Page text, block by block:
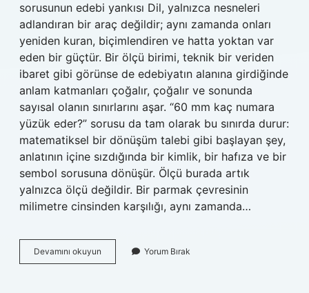
sorusunun edebi yankısı Dil, yalnızca nesneleri
adlandıran bir araç değildir; aynı zamanda onları
yeniden kuran, biçimlendiren ve hatta yoktan var
eden bir güçtür. Bir ölçü birimi, teknik bir veriden
ibaret gibi görünse de edebiyatın alanına girdiğinde
anlam katmanları çoğalır, çoğalır ve sonunda
sayısal olanın sınırlarını aşar. “60 mm kaç numara
yüzük eder?” sorusu da tam olarak bu sınırda durur:
matematiksel bir dönüşüm talebi gibi başlayan şey,
anlatının içine sızdığında bir kimlik, bir hafıza ve bir
sembol sorusuna dönüşür. Ölçü burada artık
yalnızca ölçü değildir. Bir parmak çevresinin
milimetre cinsinden karşılığı, aynı zamanda…
Devamını okuyun
mm
Yorum Bırak